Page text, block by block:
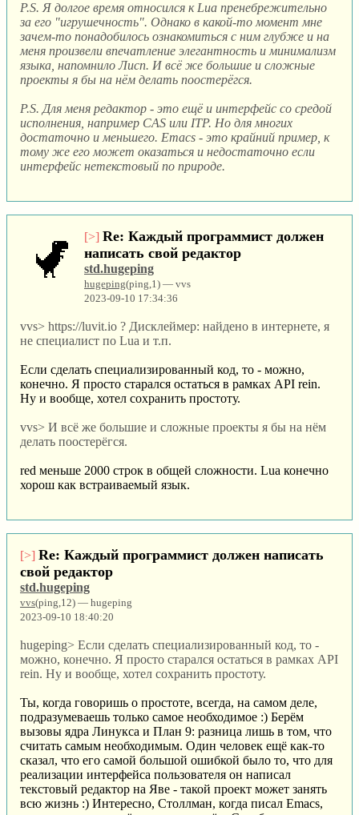
P.S. Я долгое время относился к Lua пренебрежительно
за его "игрушечность". Однако в какой-то момент мне
зачем-то понадобилось ознакомиться с ним глубже и на
меня произвели впечатление элегантность и минимализм
языка, напомнило Лисп. И всё же большие и сложные
проекты я бы на нём делать поостерёгся.
P.S. Для меня редактор - это ещё и интерфейс со средой
исполнения, например CAS или ITP. Но для многих
достаточно и меньшего. Emacs - это крайний пример, к
тому же его может оказаться и недостаточно если
интерфейс нетекстовый по природе.
[>] Re: Каждый программист должен
написать свой редактор
std.hugeping
hugeping(ping,1) — vvs
2023-09-10 17:34:36
vvs> https://luvit.io ? Дисклеймер: найдено в интернете, я
не специалист по Lua и т.п.
Если сделать специализированный код, то - можно,
конечно. Я просто старался остаться в рамках API rein.
Ну и вообще, хотел сохранить простоту.
vvs> И всё же большие и сложные проекты я бы на нём
делать поостерёгся.
red меньше 2000 строк в общей сложности. Lua конечно
хорош как встраиваемый язык.
[>] Re: Каждый программист должен написать
свой редактор
std.hugeping
vvs(ping,12) — hugeping
2023-09-10 18:40:20
hugeping> Если сделать специализированный код, то -
можно, конечно. Я просто старался остаться в рамках API
rein. Ну и вообще, хотел сохранить простоту.
Ты, когда говоришь о простоте, всегда, на самом деле,
подразумеваешь только самое необходимое :) Берём
вызовы ядра Линукса и План 9: разница лишь в том, что
считать самым необходимым. Один человек ещё как-то
сказал, что его самой большой ошибкой было то, что для
реализации интерфейса пользователя он написал
текстовый редактор на Яве - такой проект может занять
всю жизнь :) Интересно, Столлман, когда писал Emacs,